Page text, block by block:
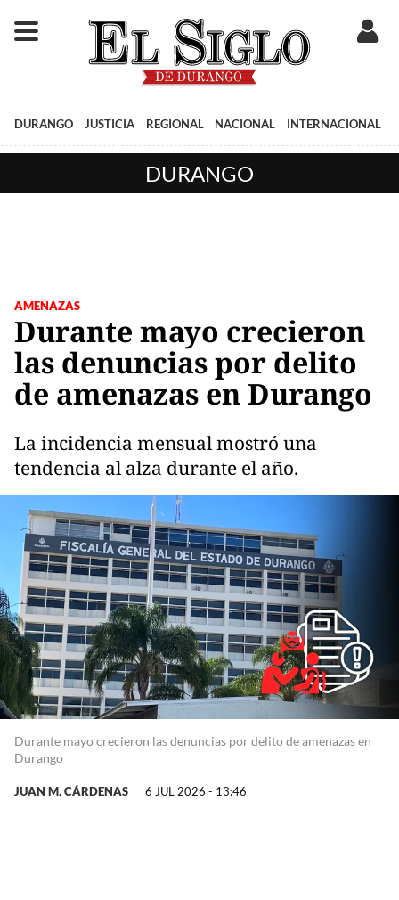
DURANGO JUSTICIA REGIONAL NACIONAL INTERNACIONAL
DURANGO
AMENAZAS
Durante mayo crecieron
las denuncias por delito
de amenazas en Durango
La incidencia mensual mostró una
tendencia al alza durante el año.
Durante mayo crecieron las denuncias por delito de amenazas en
Durango
JUAN M. CÁRDENAS 6 JUL 2026 - 13:46